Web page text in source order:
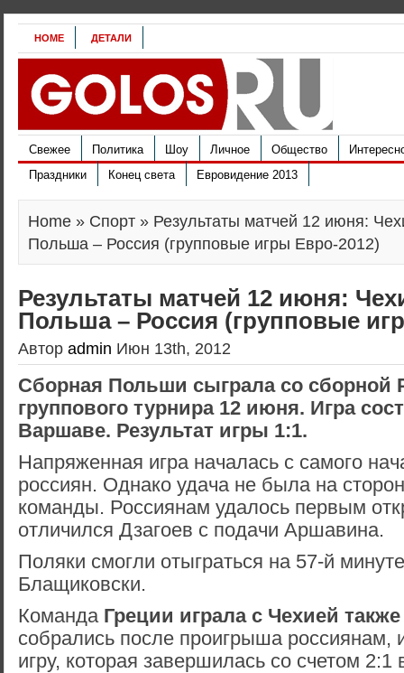
HOME ДЕТАЛИ
Свежее Политика Шоу Личное Общество
Праздники
Конец света Евровидение 2013
Home » Спорт » Результаты матчей 12 июня:
Польша – Россия (групповые игры Евро-2012)
Результаты матчей 12 июня:
Польша – Россия (групповые
Автор admin Июн 13th, 2012
Сборная Польши сыграла со сборной
группового турнира 12 июня. Игра
Варшаве. Результат игры 1:1.
Напряженная игра началась с самого
россиян. Однако удача не была на
команды. Россиянам удалось первым
отличился Дзагоев с подачи Аршавина.
Поляки смогли отыграться на 57-й
Блащиковски.
Команда Греции играла с Чехией
собрались после проигрыша россиянам,
игру, которая завершилась со счетом 2:1